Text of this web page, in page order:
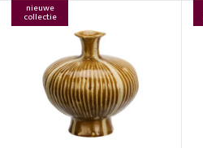
nieuwe
collectie